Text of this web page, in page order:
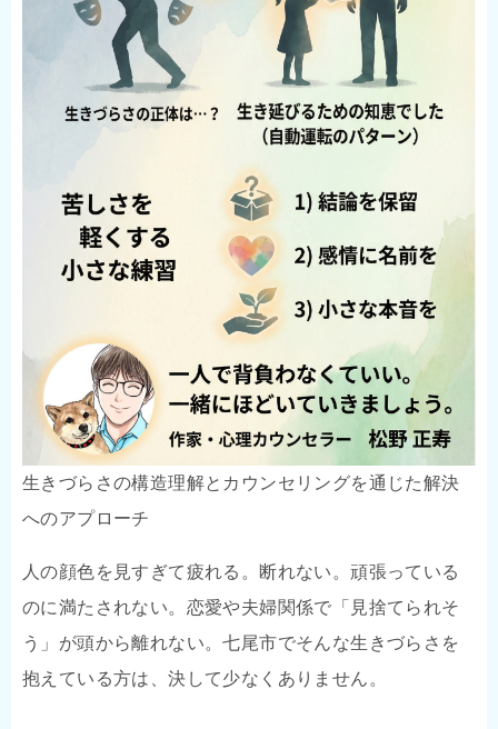
生きづらさの構造理解とカウンセリングを通じた解決
へのアプローチ
人の顔色を見すぎて疲れる。断れない。頑張っている
のに満たされない。恋愛や夫婦関係で「見捨てられそ
う」が頭から離れない。七尾市でそんな生きづらさを
抱えている方は、決して少なくありません。